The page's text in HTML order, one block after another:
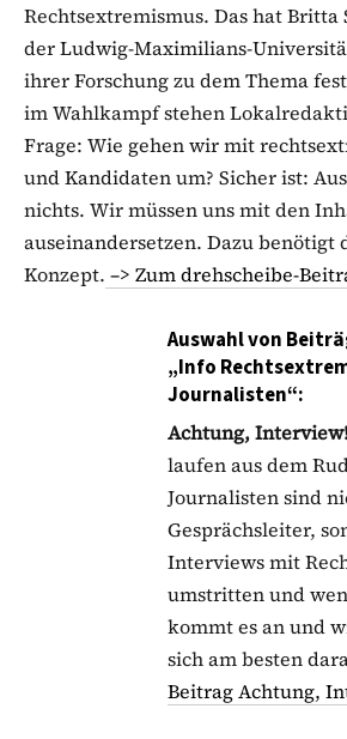
Rechtsextremismus. Das hat Britta
der Ludwig-Maximilians-
ihrer Forschung zu dem Thema
im Wahlkampf stehen
Frage: Wie gehen wir mit
und Kandidaten um? Sicher ist:
nichts. Wir müssen uns mit den
auseinandersetzen. Dazu benötigt
Konzept. –> Zum drehscheibe-
Auswahl von
„Info
Journalisten“:
Achtung, Interview!
laufen aus dem
Journalisten sind
Gesprächsleiter,
Interviews mit
umstritten und
kommt es an und
sich am besten
Beitrag Achtung,